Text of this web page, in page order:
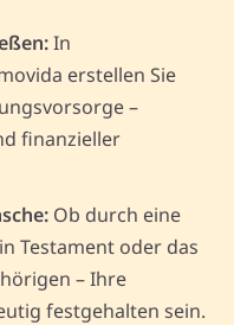
In
erstellen Sie
–
finanzieller
Ob durch eine
Testament oder das
– Ihre
festgehalten sein.